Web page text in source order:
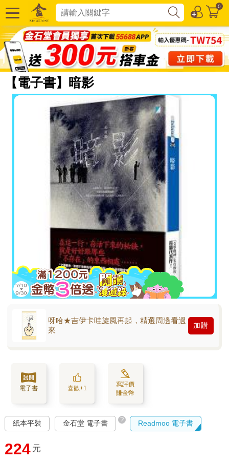
0
【電子書】暗影
呀哈★吉伊卡哇旋風再起，精選周邊看過
來
加購
電子書 喜歡+1
寫評價
賺金幣
紙本平裝 金石堂 電子書 ? Readmoo 電子書
224 元